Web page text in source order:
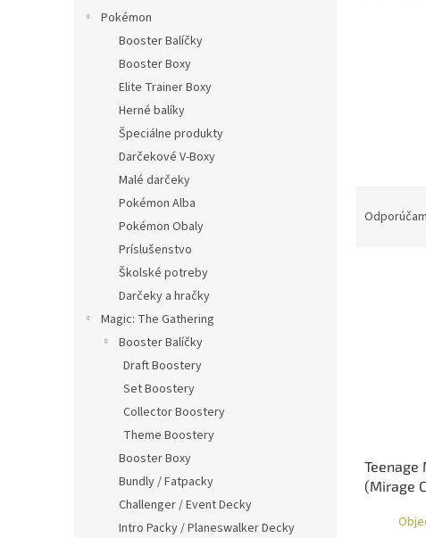
Pokémon
Booster Balíčky
Booster Boxy
Elite Trainer Boxy
Herné balíky
Špeciálne produkty
Darčekové V-Boxy
Malé darčeky
Pokémon Alba
Pokémon Obaly
Príslušenstvo
Školské potreby
Darčeky a hračky
Magic: The Gathering
Booster Balíčky
Draft Boostery
Set Boostery
Collector Boostery
Theme Boostery
Booster Boxy
Bundly / Fatpacky
Challenger / Event Decky
Intro Packy / Planeswalker Decky
Teenage
(Mirage